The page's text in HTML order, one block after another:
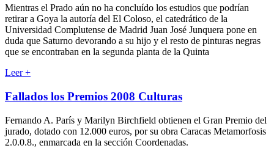
Mientras el Prado aún no ha concluído los estudios que podrían
retirar a Goya la autoría del El Coloso, el catedrático de la
Universidad Complutense de Madrid Juan José Junquera pone en
duda que Saturno devorando a su hijo y el resto de pinturas negras
que se encontraban en la segunda planta de la Quinta
Leer+
Fallados los Premios 2008 Culturas
Fernando A. París y Marilyn Birchfield obtienen el Gran Premio del
jurado, dotado con 12.000 euros, por su obra Caracas Metamorfosis
2.0.0.8., enmarcada en la sección Coordenadas.